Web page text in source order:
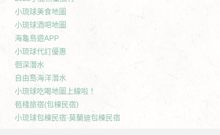
小琉球美食地圖
小琉球酒吧地圖
海龜島遊APP
小琉球代訂優惠
徊深潛水
自由島海洋潛水
小琉球吃喝地圖上線啦！
苞棧旅宿(包棟民宿)
小琉球包棟民宿-莫蘭迪包棟民宿